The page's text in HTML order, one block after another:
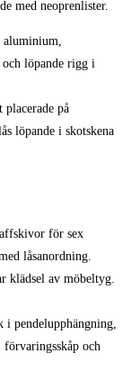
med neoprenlister.
och löpande rigg i
på
löpande i skotskena
för sex
låsanordning.
klädsel av möbeltyg.
i pendelupphängning,
och